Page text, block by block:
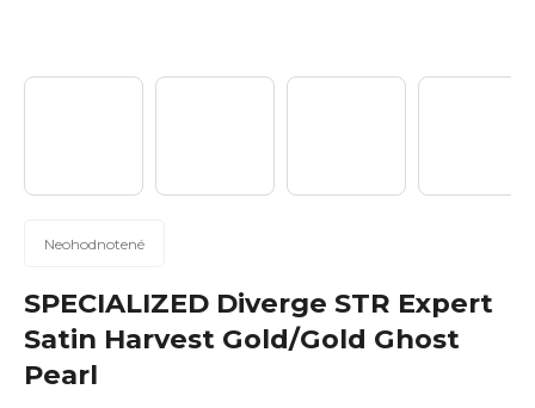
Priemerné
produktu
je
0,0
z
Neohodnotené
SPECIALIZED Diverge STR Expert
Satin Harvest Gold/Gold Ghost
Pearl
?
Hľadať